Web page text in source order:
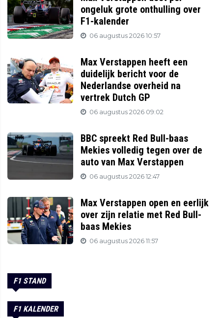
ongeluk grote onthulling over
F1-kalender
06 augustus 2026 10:57
Max Verstappen heeft een
duidelijk bericht voor de
Nederlandse overheid na
vertrek Dutch GP
06 augustus 2026 09:02
BBC spreekt Red Bull-baas
Mekies volledig tegen over de
auto van Max Verstappen
06 augustus 2026 12:47
Max Verstappen open en eerlijk
over zijn relatie met Red Bull-
baas Mekies
06 augustus 2026 11:57
F1 STAND
F1 KALENDER